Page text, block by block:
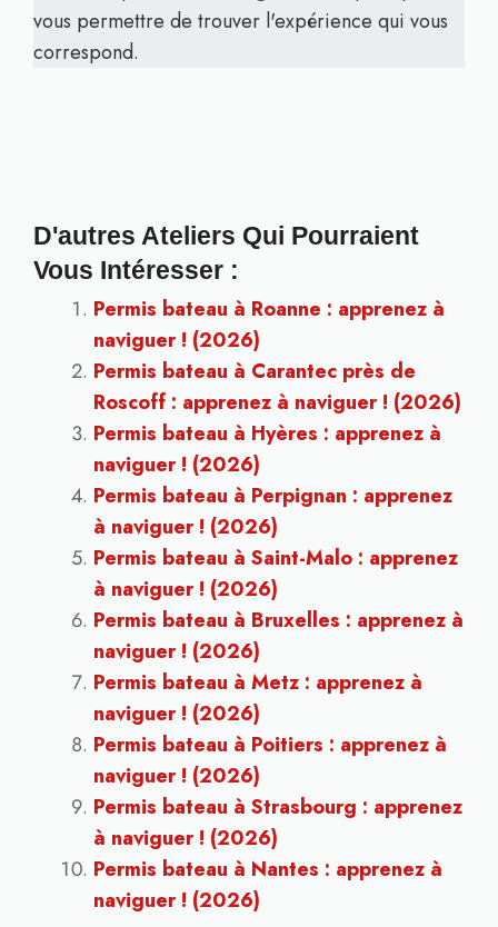
vous permettre de trouver l'expérience qui vous
correspond.
D'autres Ateliers Qui Pourraient
Vous Intéresser :
Permis bateau à Roanne : apprenez à
naviguer ! (2026)
Permis bateau à Carantec près de
Roscoff : apprenez à naviguer ! (2026)
Permis bateau à Hyères : apprenez à
naviguer ! (2026)
Permis bateau à Perpignan : apprenez
à naviguer ! (2026)
Permis bateau à Saint-Malo : apprenez
à naviguer ! (2026)
Permis bateau à Bruxelles : apprenez à
naviguer ! (2026)
Permis bateau à Metz : apprenez à
naviguer ! (2026)
Permis bateau à Poitiers : apprenez à
naviguer ! (2026)
Permis bateau à Strasbourg : apprenez
à naviguer ! (2026)
Permis bateau à Nantes : apprenez à
naviguer ! (2026)